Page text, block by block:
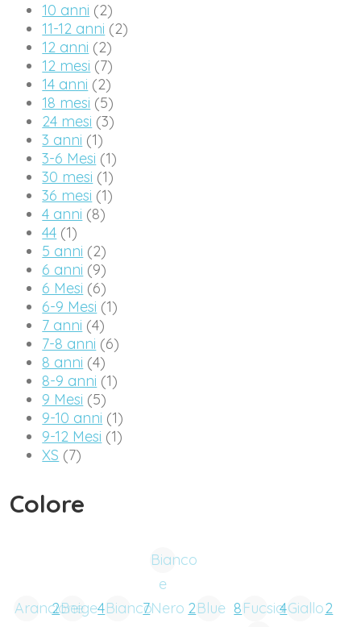
10 anni (2)
11-12 anni (2)
12 anni (2)
12 mesi (7)
14 anni (2)
18 mesi (5)
24 mesi (3)
3 anni (1)
3-6 Mesi (1)
30 mesi (1)
36 mesi (1)
4 anni (8)
44 (1)
5 anni (2)
6 anni (9)
6 Mesi (6)
6-9 Mesi (1)
7 anni (4)
7-8 anni (6)
8 anni (4)
8-9 anni (1)
9 Mesi (5)
9-10 anni (1)
9-12 Mesi (1)
XS (7)
Colore
Arancione
2Beige4Bianco
7
Bianco
e
Nero 2Blue 8Fucsia4Giallo2